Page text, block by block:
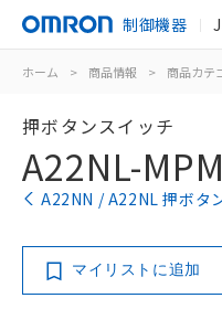
制御機器
ホーム > 商品情報 > 商品カテ
押ボタンスイッチ
A22NL-
A22NN / A22NL 押ボタ
マイリストに追加